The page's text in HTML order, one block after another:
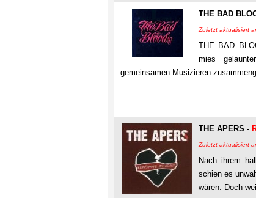
THE BAD
Zuletzt aktualisiert
THE BAD
mies
gemeinsamen Musizieren
THE APERS -
Zuletzt aktualisiert
Nach ihrem
schien es
wären. Doch